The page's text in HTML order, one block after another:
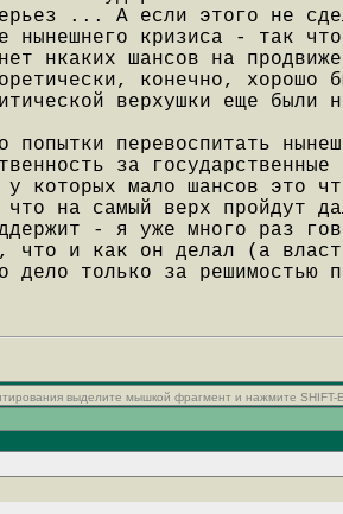
... А если этого не
нынешнего кризиса - так
нкаких шансов на
конечно, хорошо
верхушки еще были
перевоспитать
за
которых мало шансов это
что на самый верх пройдут
- я уже много раз
что и как он делал (а
дело только за решимостью
выделите мышкой фрагмент и нажмите SHIFT-